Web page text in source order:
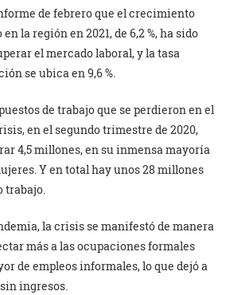
de febrero que el crecimiento
la región en 2021, de 6,2 %, ha sido
el mercado laboral, y la tasa
se ubica en 9,6 %.
de trabajo que se perdieron en el
en el segundo trimestre de 2020,
4,5 millones, en su inmensa mayoría
Y en total hay unos 28 millones
trabajo.
la crisis se manifestó de manera
más a las ocupaciones formales
de empleos informales, lo que dejó a
ingresos.